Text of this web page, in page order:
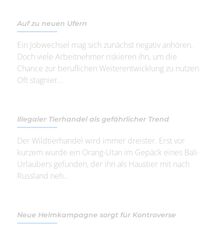
Auf zu neuen Ufern
Ein Jobwechsel mag sich zunächst negativ anhören.
Doch viele Arbeitnehmer riskieren ihn, um die
Chance zur beruflichen Weiterentwicklung zu nutzen.
Oft stagnier...
Illegaler Tierhandel als gefährlicher Trend
Der Wildtierhandel wird immer dreister. Erst vor
kurzem wurde ein Orang-Utan im Gepäck eines Bali-
Urlaubers gefunden, der ihn als Haustier mit nach
Russland neh...
Neue Helmkampagne sorgt für Kontroverse